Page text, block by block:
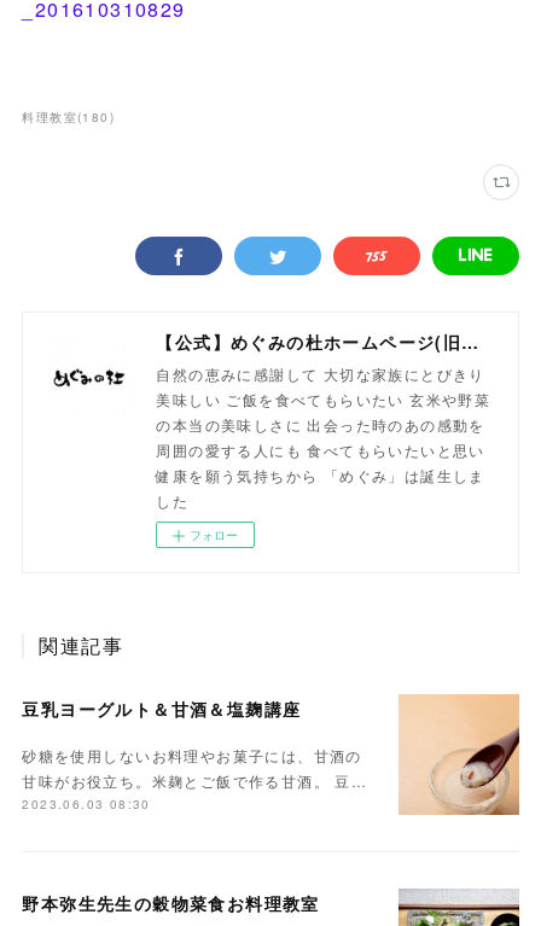
_201610310829
料理教室(180 )
【公式】めぐみの杜ホームページ(旧自然食工房）
自然の恵みに感謝して 大切な家族にとびきり
美味しい ご飯を食べてもらいたい 玄米や野菜
の本当の美味しさに 出会った時のあの感動を
周囲の愛する人にも 食べてもらいたいと思い
健康を願う気持ちから 「めぐみ」は誕生しま
した
フォロー
関連記事
豆乳ヨーグルト＆甘酒＆塩麹講座
砂糖を使用しないお料理やお菓子には、甘酒の
甘味がお役立ち。米麹とご飯で作る甘酒。 豆…
2023.06.03 08:30
野本弥生先生の穀物菜食お料理教室